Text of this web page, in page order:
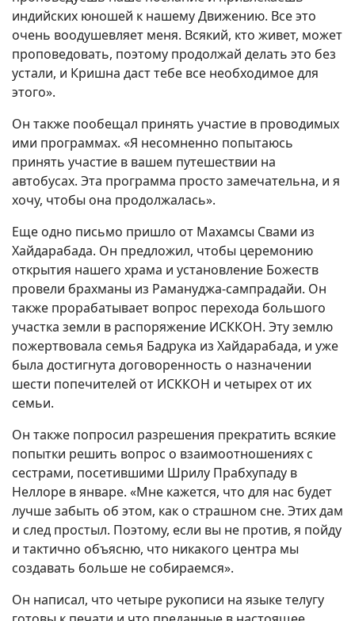
индийских юношей к нашему Движению. Все это
очень воодушевляет меня. Всякий, кто живет, может
проповедовать, поэтому продолжай делать это без
устали, и Кришна даст тебе все необходимое для
этого».
Он также пообещал принять участие в проводимых
ими программах. «Я несомненно попытаюсь
принять участие в вашем путешествии на
автобусах. Эта программа просто замечательна, и я
хочу, чтобы она продолжалась».
Еще одно письмо пришло от Махамсы Свами из
Хайдарабада. Он предложил, чтобы церемонию
открытия нашего храма и установление Божеств
провели брахманы из Рамануджа-сампрадайи. Он
также прорабатывает вопрос перехода большого
участка земли в распоряжение ИСККОН. Эту землю
пожертвовала семья Бадрука из Хайдарабада, и уже
была достигнута договоренность о назначении
шести попечителей от ИСККОН и четырех от их
семьи.
Он также попросил разрешения прекратить всякие
попытки решить вопрос о взаимоотношениях с
сестрами, посетившими Шрилу Прабхупаду в
Неллоре в январе. «Мне кажется, что для нас будет
лучше забыть об этом, как о страшном сне. Этих дам
и след простыл. Поэтому, если вы не против, я пойду
и тактично объясню, что никакого центра мы
создавать больше не собираемся».
Он написал, что четыре рукописи на языке телугу